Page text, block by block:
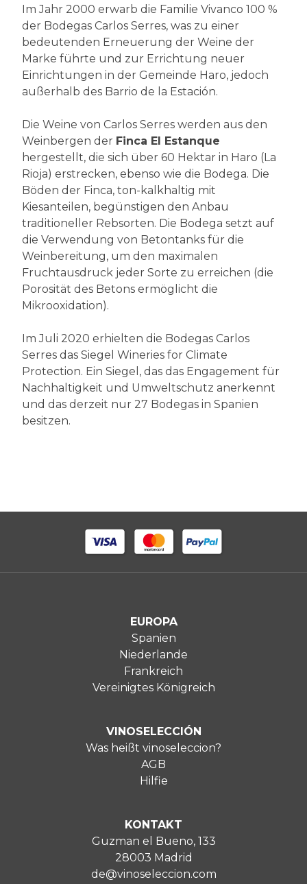
Im Jahr 2000 erwarb die Familie Vivanco 100 %
der Bodegas Carlos Serres, was zu einer
bedeutenden Erneuerung der Weine der
Marke führte und zur Errichtung neuer
Einrichtungen in der Gemeinde Haro, jedoch
außerhalb des Barrio de la Estación.
Die Weine von Carlos Serres werden aus den
Weinbergen der Finca El Estanque
hergestellt, die sich über 60 Hektar in Haro (La
Rioja) erstrecken, ebenso wie die Bodega. Die
Böden der Finca, ton-kalkhaltig mit
Kiesanteilen, begünstigen den Anbau
traditioneller Rebsorten. Die Bodega setzt auf
die Verwendung von Betontanks für die
Weinbereitung, um den maximalen
Fruchtausdruck jeder Sorte zu erreichen (die
Porosität des Betons ermöglicht die
Mikrooxidation).
Im Juli 2020 erhielten die Bodegas Carlos
Serres das Siegel Wineries for Climate
Protection. Ein Siegel, das das Engagement für
Nachhaltigkeit und Umweltschutz anerkennt
und das derzeit nur 27 Bodegas in Spanien
besitzen.
EUROPA
Spanien
Niederlande
Frankreich
Vereinigtes Königreich
VINOSELECCIÓN
Was heißt vinoseleccion?
AGB
Hilfie
KONTAKT
Guzman el Bueno, 133
28003 Madrid
de@vinoseleccion.com